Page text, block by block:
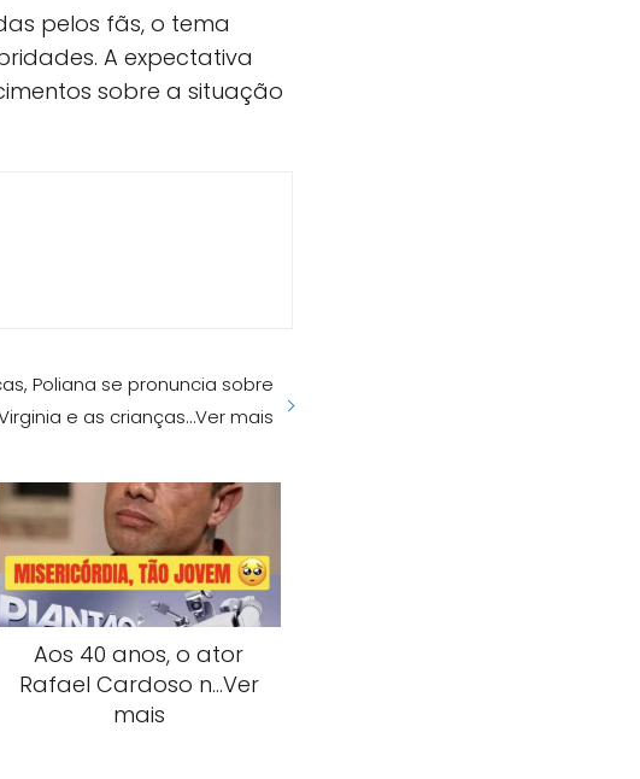
pelos fãs, o tema
A expectativa
sobre a situação
Poliana se pronuncia sobre
e as crianças…Ver mais
Aos 40 anos, o ator
Rafael Cardoso n…Ver
mais